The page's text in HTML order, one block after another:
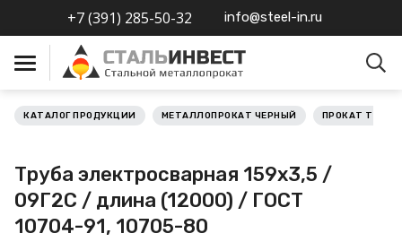
+7 (391) 285-50-32 info@steel-in.ru
Металлопрокат
нержавеющий
КАТАЛОГ ПРОДУКЦИИ МЕТАЛЛОПРОКАТ ЧЕРНЫЙ ПРОКАТ
Труба электросварная 159х3,5 /
09Г2С / длина (12000) / ГОСТ
10704-91, 10705-80